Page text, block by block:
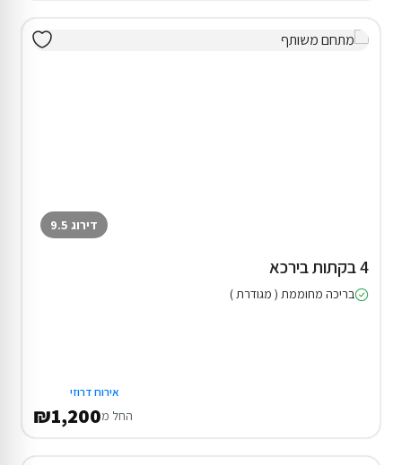
דירוג 9.5
4 בקתות בירכא
בריכה מחוממת ( מגודרת )
אירוח דרוזי
החל מ₪1,200